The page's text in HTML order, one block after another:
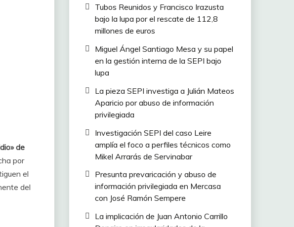
de
por
el
del
Tubos Reunidos y Francisco Irazusta
bajo la lupa por el rescate de 112,8
millones de euros
Miguel Ángel Santiago Mesa y su papel
en la gestión interna de la SEPI bajo
lupa
La pieza SEPI investiga a Julián Mateos
Aparicio por abuso de información
privilegiada
Investigación SEPI del caso Leire
amplía el foco a perfiles técnicos como
Mikel Arrarás de Servinabar
Presunta prevaricación y abuso de
información privilegiada en Mercasa
con José Ramón Sempere
La implicación de Juan Antonio Carrillo